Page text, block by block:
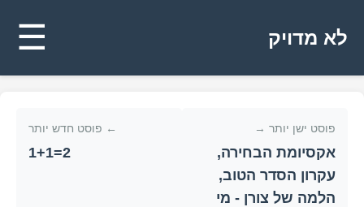
לא מדויק ☰
פוסט ישן יותר →
אקסיומת הבחירה,
עקרון הסדר הטוב,
הלמה של צורן - מי
← פוסט חדש יותר
2=1+1